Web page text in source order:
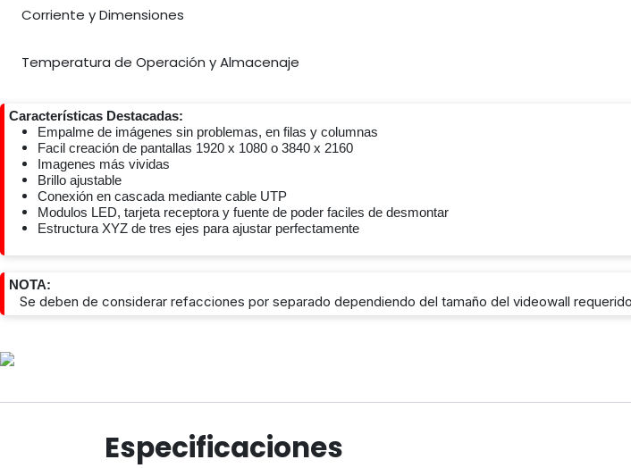
Corriente y Dimensiones
Temperatura de Operación y Almacenaje
Características Destacadas:
Empalme de imágenes sin problemas, en filas y columnas
Facil creación de pantallas 1920 x 1080 o 3840 x 2160
Imagenes más vividas
Brillo ajustable
Conexión en cascada mediante cable UTP
Modulos LED, tarjeta receptora y fuente de poder faciles de desmontar
Estructura XYZ de tres ejes para ajustar perfectamente
NOTA:
Se deben de considerar refacciones por separado dependiendo del tamaño del videowall
Especificaciones